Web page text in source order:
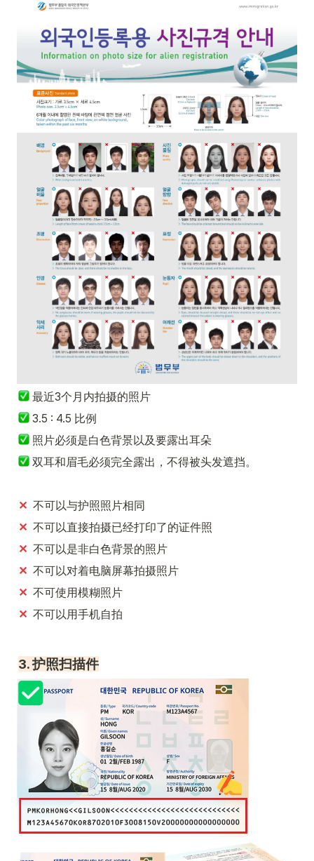
最近3个月内拍摄的照片
3.5 : 4.5 比例
照片必须是白色背景以及要露出耳朵
双耳和眉毛必须完全露出，不得被头发遮挡。
✕ 不可以与护照照片相同
✕ 不可以直接拍摄已经打印了的证件照
✕ 不可以是非白色背景的照片
✕ 不可以对着电脑屏幕拍摄照片
✕ 不可使用模糊照片
✕ 不可以用手机自拍
3. 护照扫描件